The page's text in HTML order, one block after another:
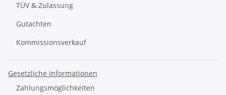
TÜV & Zulassung
Gutachten
Kommissionsverkauf
Gesetzliche Informationen
Zahlungsmöglichkeiten